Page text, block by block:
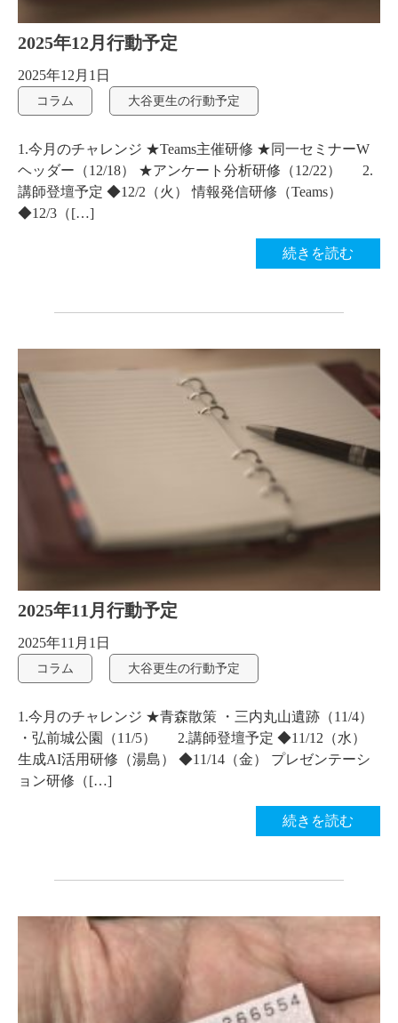
2025年12月行動予定
2025年12月1日
コラム 大谷更生の行動予定
1.今月のチャレンジ ★Teams主催研修 ★同一セミナーW
ヘッダー（12/18） ★アンケート分析研修（12/22） 2.
講師登壇予定 ◆12/2（火） 情報発信研修（Teams）
◆12/3（[…]
続きを読む
2025年11月行動予定
2025年11月1日
コラム 大谷更生の行動予定
1.今月のチャレンジ ★青森散策 ・三内丸山遺跡（11/4）
・弘前城公園（11/5） 2.講師登壇予定 ◆11/12（水）
生成AI活用研修（湯島） ◆11/14（金） プレゼンテーシ
ョン研修（[…]
続きを読む